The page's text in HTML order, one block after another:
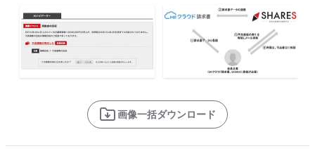
画像一括ダウンロード